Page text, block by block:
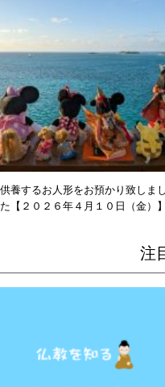
供養するお人形をお預かり致しまし
た【２０２６年４月１０日（金）】
注